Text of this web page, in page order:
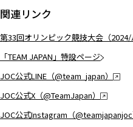
関連リンク
第33回オリンピック競技大会（
「TEAM JAPAN」特設ページ
JOC公式LINE（@team_japan）
JOC公式X（@TeamJapan）
JOC公式Instagram（@teamjapanjoc